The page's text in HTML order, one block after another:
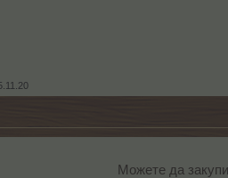
Можете да